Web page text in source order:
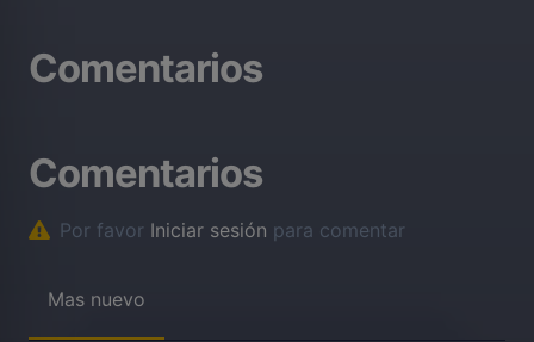
Comentarios
Comentarios
Por favor Iniciar sesión para comentar
Mas nuevo